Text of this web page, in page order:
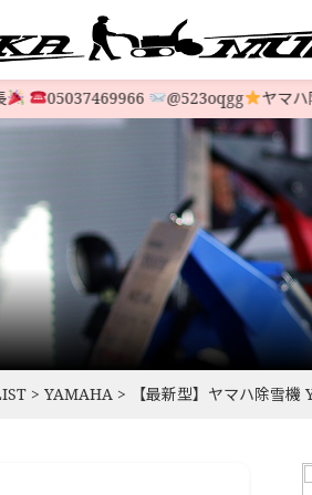
>YAMAHA > 【最新型】ヤマハ除雪
すべての中古除雪機
注文方法 お
会社概要 特
05037469966 @523oqgg ヤマハ除